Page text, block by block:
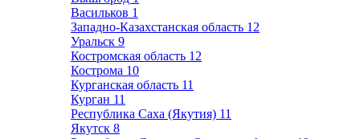
Васильков 1
Западно-Казахстанская область 12
Уральск 9
Костромская область 12
Кострома 10
Курганская область 11
Курган 11
Республика Саха (Якутия) 11
Якутск 8